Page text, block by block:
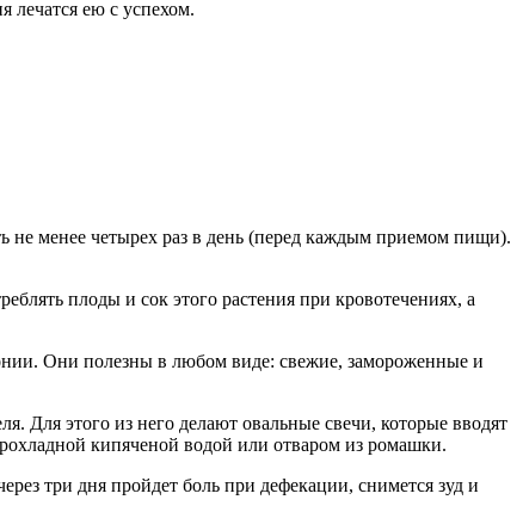
лечатся ею с успехом.
не менее четырех раз в день (перед каждым приемом пищи).
плоды и сок этого растения при кровотечениях, а
Они полезны в любом виде: свежие, замороженные и
Для этого из него делают овальные свечи, которые вводят
кипяченой водой или отваром из ромашки.
три дня пройдет боль при дефекации, снимется зуд и